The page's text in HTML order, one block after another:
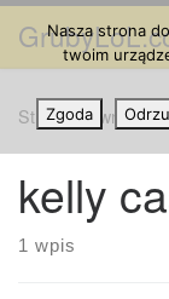
Przejdź do
Strona główna »
kelly
1 wpis
Nasza strona
twoim
Zgoda